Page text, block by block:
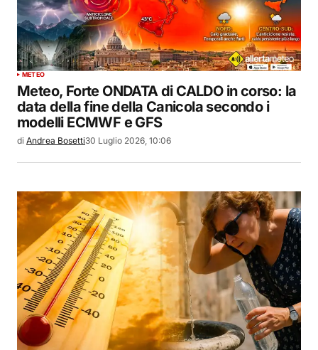
METEO
Meteo, Forte ONDATA di CALDO in corso: la
data della fine della Canicola secondo i
modelli ECMWF e GFS
di Andrea Bosetti30 Luglio 2026, 10:06